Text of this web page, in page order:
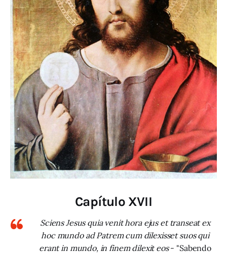
Capítulo XVII
Sciens Jesus quia venit hora ejus et transeat ex
hoc mundo ad Patrem cum dilexisset suos qui
erant in mundo, in finem dilexit eos- "Sabendo